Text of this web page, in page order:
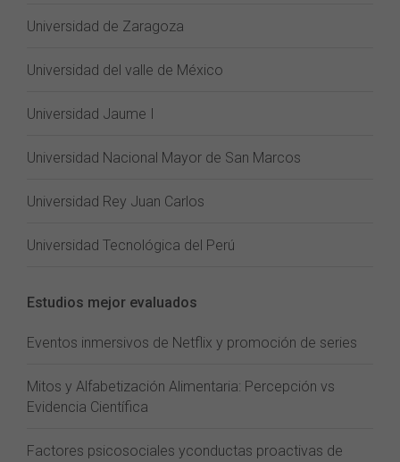
Universidad de Zaragoza
Universidad del valle de México
Universidad Jaume I
Universidad Nacional Mayor de San Marcos
Universidad Rey Juan Carlos
Universidad Tecnológica del Perú
Estudios mejor evaluados
Eventos inmersivos de Netflix y promoción de series
Mitos y Alfabetización Alimentaria: Percepción vs
Evidencia Científica
Factores psicosociales yconductas proactivas de